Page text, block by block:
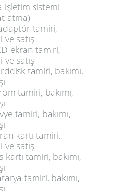
işletim sistemi
atma)
tamiri,
ve satış
ekran tamiri,
satışı
tamiri, bakımı,
tamiri, bakımı,
tamiri, bakımı,
kartı tamiri,
satışı
kartı tamiri, bakımı,
tamiri, bakımı,